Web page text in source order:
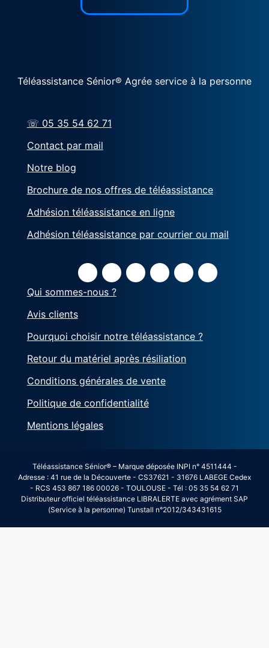
Téléassistance Sénior® Agrée service à la personne
☏ 05 35 54 62 71
Contact par mail
Notre blog
Brochure de nos offres de téléassistance
Adhésion téléassistance en ligne
Adhésion téléassistance par courrier ou mail
Qui sommes-nous ?
Avis clients
Pourquoi choisir notre téléassistance ?
Retour du matériel après résiliation
Conditions générales de vente
Politique de confidentialité
Mentions légales
Téléassistance Sénior® – Marque déposée INPI n° 4511444 -
Adresse : 41 rue de la Découverte - CS37621 - 31676 LABEGE Cedex
- RCS 453 867 186 00026 - TOULOUSE - Tél : 05 35 54 62 71
Distributeur officiel téléassistance LIBRALERTE avec agrément SAP
(Service à la personne) Tunstall n°2012/343431615